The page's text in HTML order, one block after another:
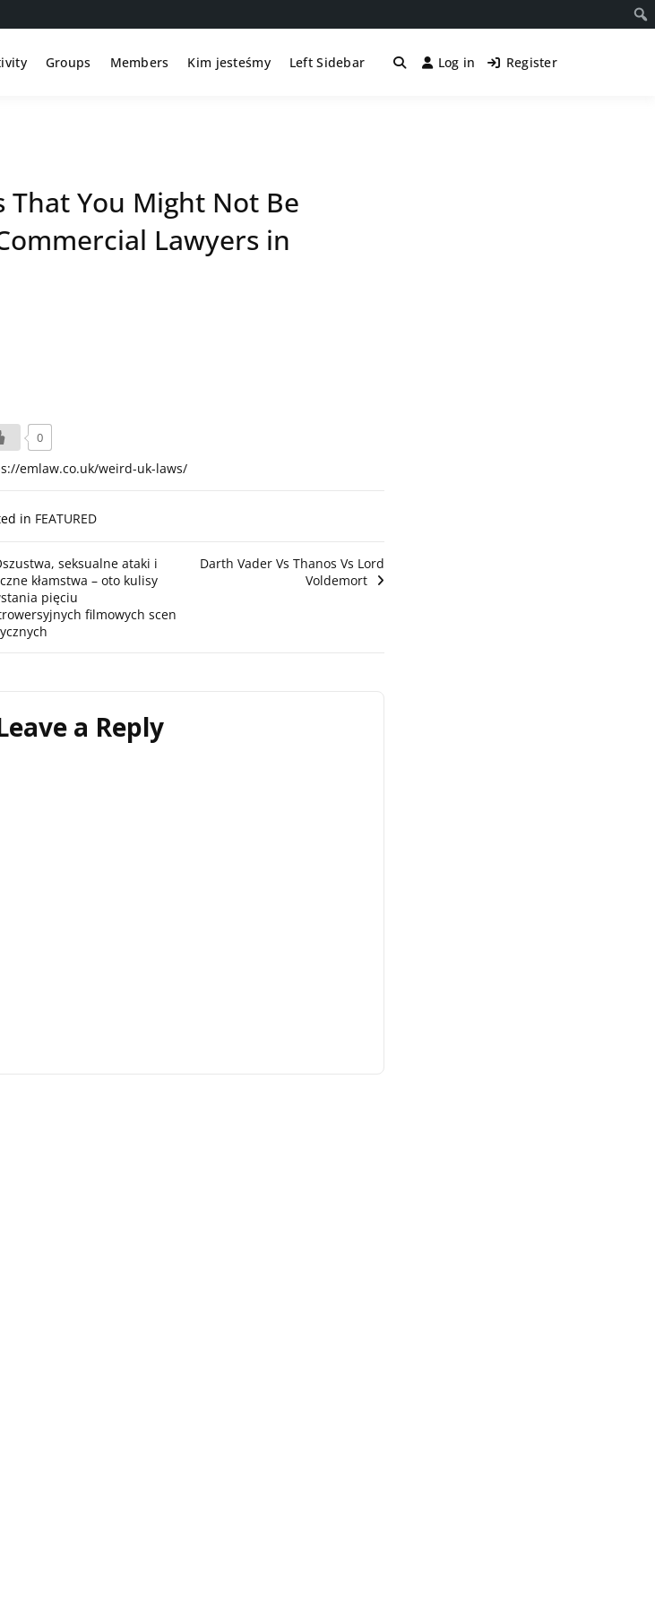
Groups Members Kim jesteśmy Left Sidebar Log in Register
That You Might Not Be
Lawyers in
0
emlaw.co.uk/weird-uk-laws/
in FEATURED
seksualne ataki i
kłamstwa – oto kulisy
pięciu
filmowych scen
Darth Vader Vs Thanos Vs Lord
Voldemort
a Reply